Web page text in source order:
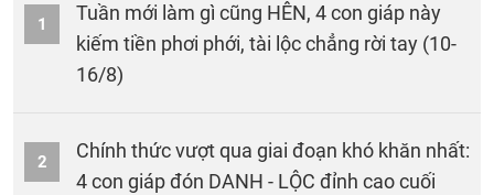
1
Tuần mới làm gì cũng HÊN, 4 con giáp này
kiếm tiền phơi phới, tài lộc chẳng rời tay (10-
16/8)
2
Chính thức vượt qua giai đoạn khó khăn nhất:
4 con giáp đón DANH - LỘC đỉnh cao cuối